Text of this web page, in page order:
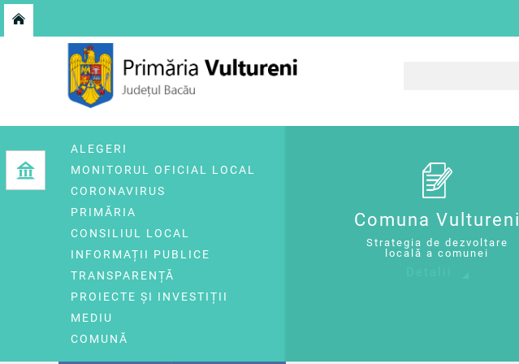
ALEGERI
MONITORUL OFICIAL LOCAL
CORONAVIRUS
PRIMĂRIA
CONSILIUL LOCAL
INFORMAȚII PUBLICE
TRANSPARENȚĂ
PROIECTE ȘI INVESTIȚII
MEDIU
COMUNĂ
Comuna Vultureni
Strategia de dezvoltare
locală a comunei